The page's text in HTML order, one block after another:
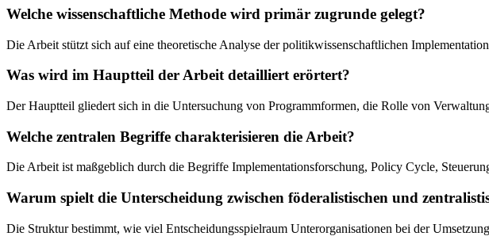
Welche wissenschaftliche Methode wird primär zugrunde gelegt?
Die Arbeit stützt sich auf eine theoretische Analyse der politikwissenschaftlichen
Was wird im Hauptteil der Arbeit detailliert erörtert?
Der Hauptteil gliedert sich in die Untersuchung von Programmformen, die Rolle von
Welche zentralen Begriffe charakterisieren die Arbeit?
Die Arbeit ist maßgeblich durch die Begriffe Implementationsforschung, Policy Cycle,
Warum spielt die Unterscheidung zwischen föderalistischen und
Die Struktur bestimmt, wie viel Entscheidungsspielraum Unterorganisationen bei der